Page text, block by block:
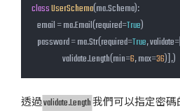
classUserSchema(ma.Schema):
    email = ma.Email(required=
True)
    password = ma.Str(required=
True,
                      validate.Length(min=
6, max=36)],)
透過validate.Length我們可以指定密碼